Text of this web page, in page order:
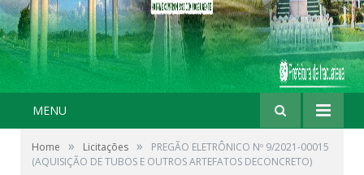
MENU
Home » Licitações »
PREGÃO ELETRÔNICO Nº 9/2021-00015
(AQUISIÇÃO DE TUBOS E OUTROS ARTEFATOS DECONCRETO)